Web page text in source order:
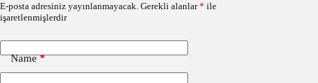
E-posta adresiniz yayınlanmayacak. Gerekli alanlar* ile
işaretlenmişlerdir
Name*